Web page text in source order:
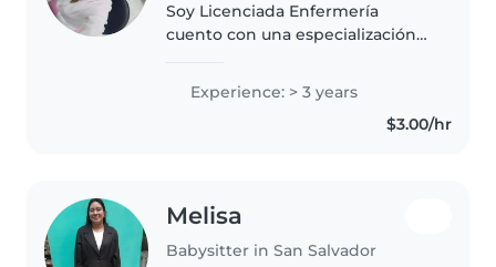
Soy Licenciada Enfermería
cuento con una especialización
impartido por el seguro social de
El Salvador tengo 30 años de
Experience: > 3 years
$3.00/hr
Melisa
Babysitter in San Salvador